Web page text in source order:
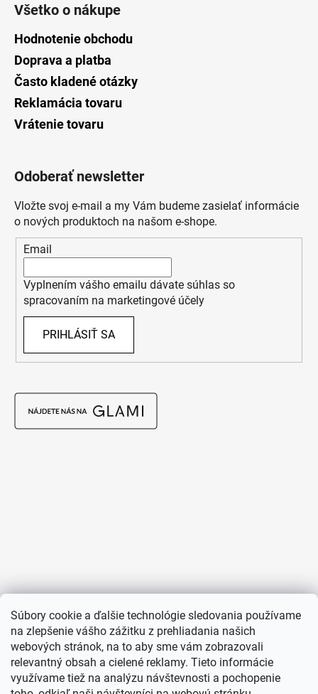
Súbory cookie a ďalšie technológie sledovania používame
na zlepšenie vášho zážitku z prehliadania našich
webových stránok, na to aby sme vám zobrazovali
relevantný obsah a cielené reklamy. Tieto informácie
využívame tiež na analýzu návštevnosti a pochopenie
Všetko o nákupe
Hodnotenie obchodu
Doprava a platba
Často kladené otázky
Reklamácia tovaru
Vrátenie tovaru
Odoberať newsletter
Vložte svoj e-mail a my Vám budeme zasielať informácie
o nových produktoch na našom e-shope.
Email
Vyplnením vášho emailu dávate súhlas so
spracovaním na marketingové účely
PRIHLÁSIŤ SA